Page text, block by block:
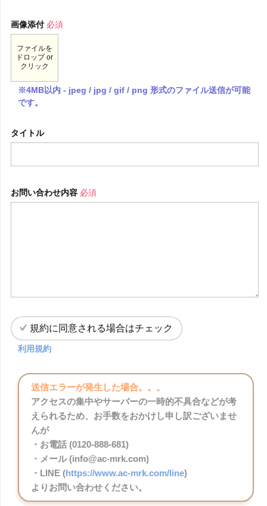
画像添付 必須
ファイルを
ドロップ or
クリック
※4MB以内 - jpeg / jpg / gif / png 形式のファイル送信が可能
です。
タイトル
お問い合わせ内容 必須
規約に同意される場合はチェック
利用規約
送信エラーが発生した場合。。。
アクセスの集中やサーバーの一時的不具合などが考
えられるため、お手数をおかけし申し訳ございませ
んが
・お電話 (0120-888-681)
・メール (info@ac-mrk.com)
・LINE (https://www.ac-mrk.com/line)
よりお問い合わせください。